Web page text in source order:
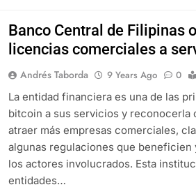
Banco Central de Filipinas
licencias comerciales a
Andrés Taborda 9 Years Ago 0
La entidad financiera es una de las
bitcoin a sus servicios y reconocerla
atraer más empresas comerciales,
algunas regulaciones que beneficien
los actores involucrados. Esta
entidades…